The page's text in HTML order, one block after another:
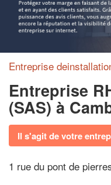
Entreprise
Entreprise
(SAS)à
Il s'agit de votre
1 rue du pont de